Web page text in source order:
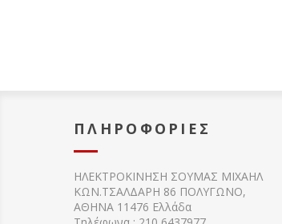
ΠΛΗΡΟΦΟΡΊΕΣ
ΗΛΕΚΤΡΟΚΙΝΗΣΗ ΣΟΥΜΑΣ MIXAHΛ
ΚΩΝ.ΤΣΑΛΔΑΡΗ 86 ΠΟΛΥΓΩΝΟ,
ΑΘΗΝΑ 11476 Ελλάδα